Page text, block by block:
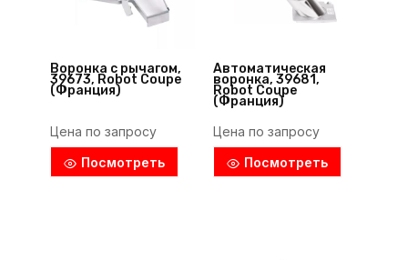
Воронка с рычагом,
39673, Robot Coupe
(Франция)
Цена по запросу
Посмотреть
Автоматическая
воронка, 39681,
Robot Coupe
(Франция)
Цена по запросу
Посмотреть